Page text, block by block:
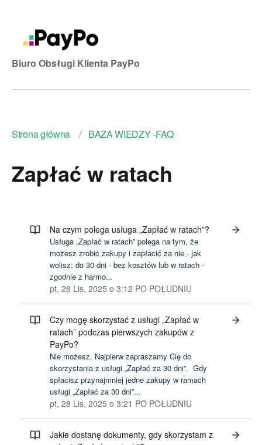
Biuro Obsługi Klienta PayPo
Strona główna BAZA WIEDZY -FAQ
Zapłać w ratach
Na czym polega usługa „Zapłać w ratach”?
Usługa „Zapłać w ratach” polega na tym, że
możesz zrobić zakupy i zapłacić za nie - jak
wolisz: do 30 dni - bez kosztów lub w ratach -
zgodnie z harmo...
pt, 28 Lis, 2025 o 3:12 PO POŁUDNIU
Czy mogę skorzystać z usługi „Zapłać w
ratach” podczas pierwszych zakupów z
PayPo?
Nie możesz. Najpierw zapraszamy Cię do
skorzystania z usługi „Zapłać za 30 dni”. Gdy
spłacisz przynajmniej jedne zakupy w ramach
usługi „Zapłać za 30 dni”...
pt, 28 Lis, 2025 o 3:21 PO POŁUDNIU
Jakie dostanę dokumenty, gdy skorzystam z